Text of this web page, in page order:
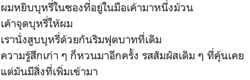
ผมหยิบบุหรี่ในซองที่อยู่ในมือเค้ามาหนึ่งม้วน
เค้าจุดบุหรี่ให้ผม
เรานั่งสูบบุหรี่ด้วยกันริมฟุตบาทที่เดิม
ความรู้สึกเก่า ๆ ก็หวนมาอีกครั้ง รสสัมผัสเดิม ๆ ที่คุ้นเคย
แต่มันมีสิ่งที่เพิ่มเข้ามา